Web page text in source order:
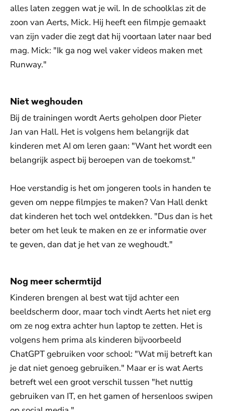
alles laten zeggen wat je wil. In de schoolklas zit de
zoon van Aerts, Mick. Hij heeft een filmpje gemaakt
van zijn vader die zegt dat hij voortaan later naar bed
mag. Mick: "Ik ga nog wel vaker videos maken met
Runway."
Niet weghouden
Bij de trainingen wordt Aerts geholpen door Pieter
Jan van Hall. Het is volgens hem belangrijk dat
kinderen met AI om leren gaan: "Want het wordt een
belangrijk aspect bij beroepen van de toekomst."
Hoe verstandig is het om jongeren tools in handen te
geven om neppe filmpjes te maken? Van Hall denkt
dat kinderen het toch wel ontdekken. "Dus dan is het
beter om het leuk te maken en ze er informatie over
te geven, dan dat je het van ze weghoudt."
Nog meer schermtijd
Kinderen brengen al best wat tijd achter een
beeldscherm door, maar toch vindt Aerts het niet erg
om ze nog extra achter hun laptop te zetten. Het is
volgens hem prima als kinderen bijvoorbeeld
ChatGPT gebruiken voor school: "Wat mij betreft kan
je dat niet genoeg gebruiken." Maar er is wat Aerts
betreft wel een groot verschil tussen "het nuttig
gebruiken van IT, en het gamen of hersenloos swipen